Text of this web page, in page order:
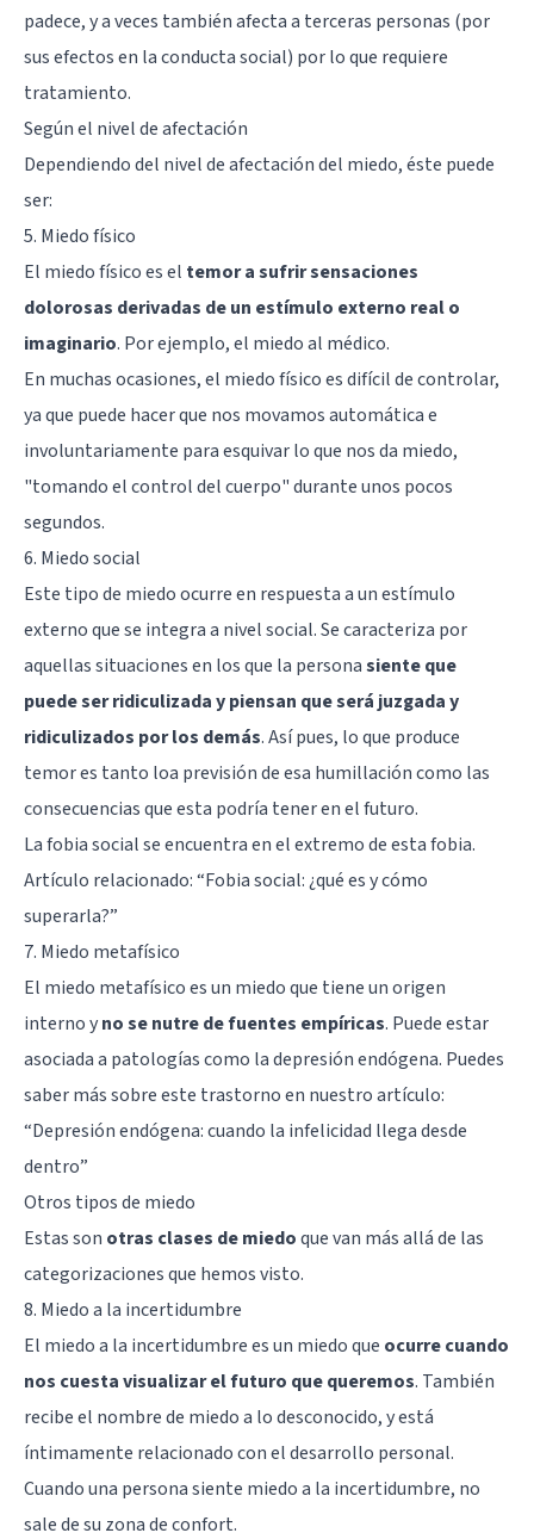
padece, y a veces también afecta a terceras personas (por
sus efectos en la conducta social) por lo que requiere
tratamiento.
Según el nivel de afectación
Dependiendo del nivel de afectación del miedo, éste puede
ser:
5. Miedo físico
El miedo físico es el temor a sufrir sensaciones
dolorosas derivadas de un estímulo externo real o
imaginario. Por ejemplo, el miedo al médico.
En muchas ocasiones, el miedo físico es difícil de controlar,
ya que puede hacer que nos movamos automática e
involuntariamente para esquivar lo que nos da miedo,
"tomando el control del cuerpo" durante unos pocos
segundos.
6. Miedo social
Este tipo de miedo ocurre en respuesta a un estímulo
externo que se integra a nivel social. Se caracteriza por
aquellas situaciones en los que la personasiente que
puede ser ridiculizada y piensan que será juzgada y
ridiculizados por los demás. Así pues, lo que produce
temor es tanto loa previsión de esa humillación como las
consecuencias que esta podría tener en el futuro.
La fobia social se encuentra en el extremo de esta fobia.
Artículo relacionado: “Fobia social: ¿qué es y cómo
superarla?”
7. Miedo metafísico
El miedo metafísico es un miedo que tiene un origen
interno yno se nutre de fuentes empíricas. Puede estar
asociada a patologías como la depresión endógena. Puedes
saber más sobre este trastorno en nuestro artículo:
“Depresión endógena: cuando la infelicidad llega desde
dentro”
Otros tipos de miedo
Estas son otras clases de miedoque van más allá de las
categorizaciones que hemos visto.
8. Miedo a la incertidumbre
El miedo a la incertidumbre es un miedo que ocurre cuando
nos cuesta visualizar el futuro que queremos. También
recibe el nombre de miedo a lo desconocido, y está
íntimamente relacionado con el desarrollo personal.
Cuando una persona siente miedo a la incertidumbre, no
sale de su zona de confort.